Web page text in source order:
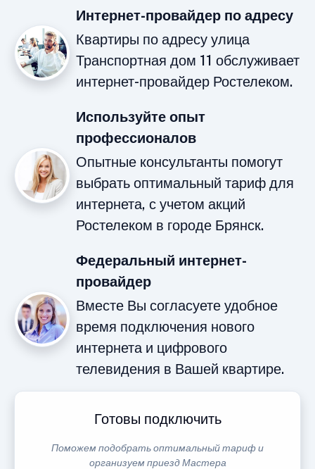
Интернет-провайдер по адресу
Квартиры по адресу улица
Транспортная дом 11 обслуживает
интернет-провайдер Ростелеком.
Используйте опыт
профессионалов
Опытные консультанты помогут
выбрать оптимальный тариф для
интернета, с учетом акций
Ростелеком в городе Брянск.
Федеральный интернет-
провайдер
Вместе Вы согласуете удобное
время подключения нового
интернета и цифрового
телевидения в Вашей квартире.
Готовы подключить
Поможем подобрать оптимальный тариф и
организуем приезд Мастера